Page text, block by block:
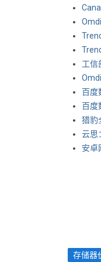
工信
百度
百度
猎豹
云思
安卓
存储器